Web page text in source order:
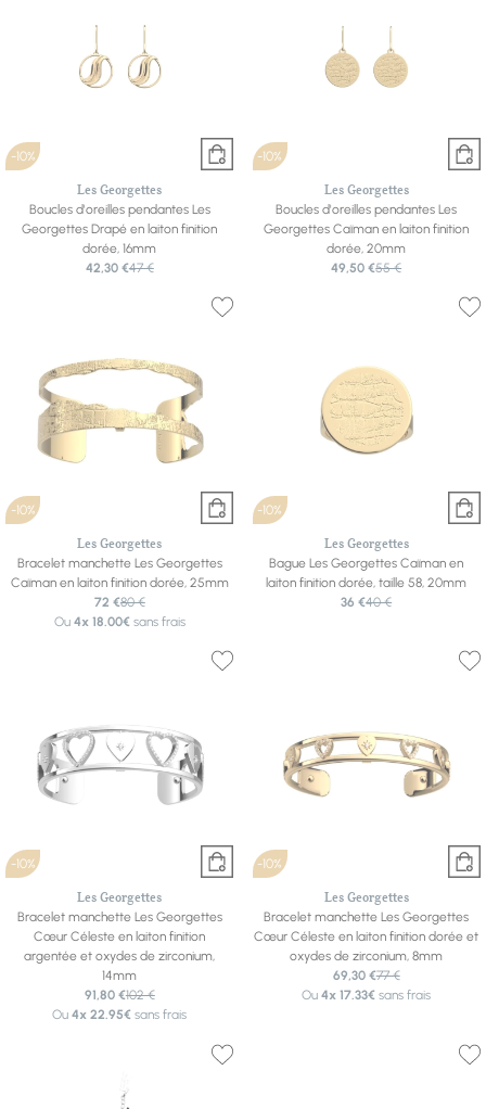
-10%
Les Georgettes
Boucles d'oreilles pendantes Les
Georgettes Drapé en laiton finition
dorée, 16mm
42,30 €47 €
-10%
Les Georgettes
Boucles d'oreilles pendantes Les
Georgettes Caïman en laiton finition
dorée, 20mm
49,50 €55 €
-10%
Les Georgettes
Bracelet manchette Les Georgettes
Caïman en laiton finition dorée, 25mm
72 €80 €
Ou 4x 18.00€sans frais
-10%
Les Georgettes
Bague Les Georgettes Caïman en
laiton finition dorée, taille 58, 20mm
36 €40 €
-10%
Les Georgettes
Bracelet manchette Les Georgettes
Cœur Céleste en laiton finition
argentée et oxydes de zirconium,
14mm
91,80 €102 €
Ou4x 22.95€ sans frais
-10%
Les Georgettes
Bracelet manchette Les Georgettes
Cœur Céleste en laiton finition dorée et
oxydes de zirconium, 8mm
69,30 €77 €
Ou4x 17.33€ sans frais